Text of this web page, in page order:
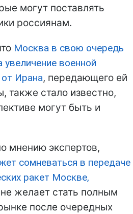
могут поставлять
россиянам.
Москва в свою очередь
увеличение военной
Ирана, передающего ей
также стало известно,
могут быть и
мнению экспертов,
сомневаться в передаче
ракет Москве,
желает стать полным
после очередных